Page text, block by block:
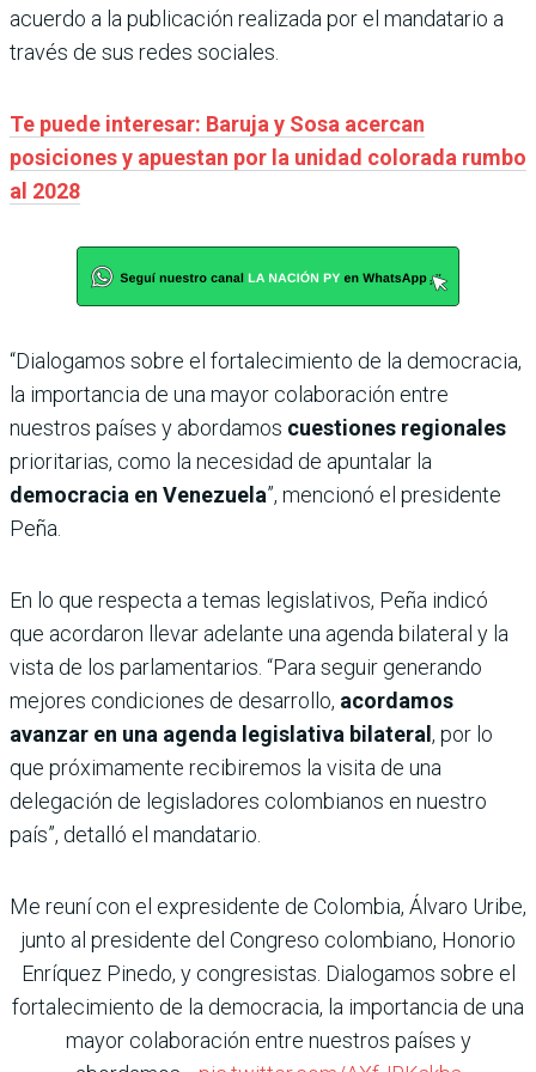
acuerdo a la publicación realizada por el mandatario a
través de sus redes sociales.
Te puede interesar: Baruja y Sosa acercan
posiciones y apuestan por la unidad colorada rumbo
al 2028
“Dialogamos sobre el fortalecimiento de la democracia,
la importancia de una mayor colaboración entre
nuestros países y abordamos cuestiones regionales
prioritarias, como la necesidad de apuntalar la
democracia en Venezuela”, mencionó el presidente
Peña.
En lo que respecta a temas legislativos, Peña indicó
que acordaron llevar adelante una agenda bilateral y la
vista de los parlamentarios. “Para seguir generando
mejores condiciones de desarrollo, acordamos
avanzar en una agenda legislativa bilateral , por lo
que próximamente recibiremos la visita de una
delegación de legisladores colombianos en nuestro
país”, detalló el mandatario.
Me reuní con el expresidente de Colombia, Álvaro Uribe,
junto al presidente del Congreso colombiano, Honorio
Enríquez Pinedo, y congresistas. Dialogamos sobre el
fortalecimiento de la democracia, la importancia de una
mayor colaboración entre nuestros países y